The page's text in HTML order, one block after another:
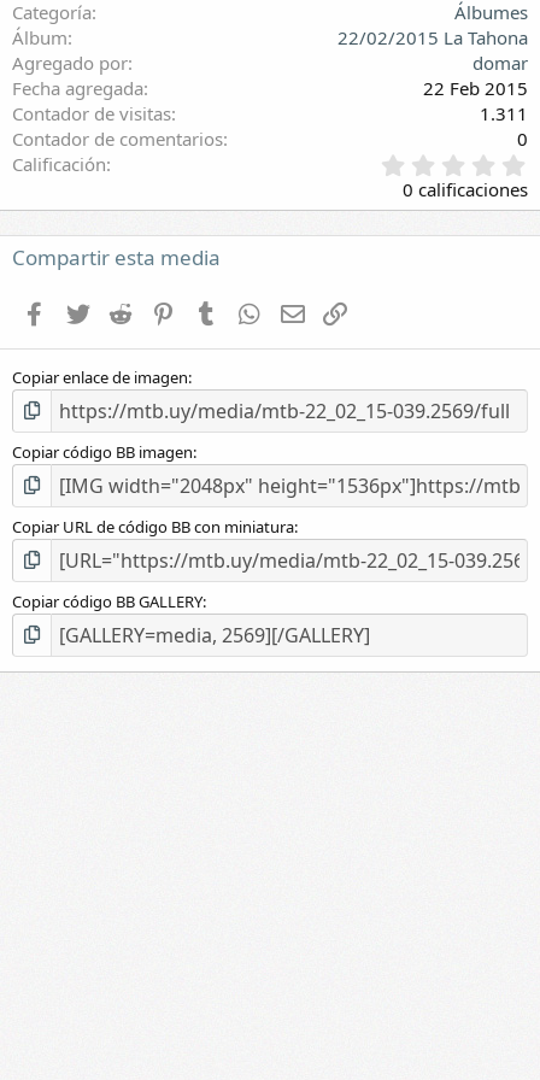
Categoría
Álbumes
Álbum
22/02/2015 La Tahona
Agregado por
domar
Fecha agregada
22 Feb 2015
Contador de visitas
1.311
Contador de comentarios
0
Calificación
,
0
0
l
(
)
0 calificaciones
Compartir esta media
Facebook
Twitter Reddit PinterestTumblr WhatsApp
E-mail
Copiar enlace de imagen
Copiar código BB imagen
Copiar URL de código BB con miniatura
Copiar código BB GALLERY